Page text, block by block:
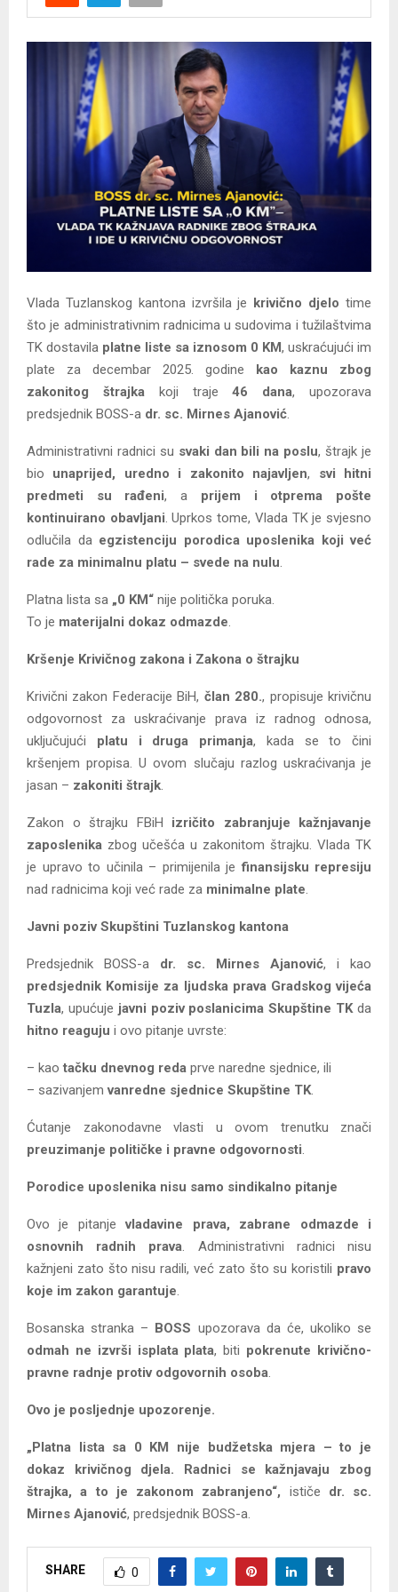
Y
Vlada Tuzlanskog kantona izvršila je krivično djelo time
što je administrativnim radnicima u sudovima i tužilaštvima
TK dostavila platne liste sa iznosom 0 KM, uskraćujući im
plate za decembar 2025. godine kao kaznu zbog
zakonitog štrajka koji traje46 dana, upozorava
predsjednik BOSS-a dr. sc. Mirnes Ajanović
Administrativni radnici su svaki dan bili na poslu, štrajk je
bio unaprijed, uredno i zakonito najavljen, svi hitni
predmeti su rađeni, a prijem i otprema pošte
kontinuirano obavljani . Uprkos tome, Vlada TK je svjesno
odlučila da egzistenciju porodica uposlenika koji već
rade za minimalnu platu – svede na nulu
Platna lista sa „0 KM“ nije politička poruka.
To je materijalni dokaz odmazde
Kršenje Krivičnog zakona i Zakona o štrajku
Krivični zakon Federacije BiH, član 280., propisuje krivičnu
odgovornost za uskraćivanje prava iz radnog odnosa,
uključujući platu i druga primanja, kada se to čini
kršenjem propisa. U ovom slučaju razlog uskraćivanja je
jasan – zakoniti štrajk
Zakon o štrajku FBiH izričito zabranjuje kažnjavanje
zaposlenika zbog učešća u zakonitom štrajku. Vlada TK
je upravo to učinila – primijenila jefinansijsku represiju
nad radnicima koji već rade za minimalne plate
Javni poziv Skupštini Tuzlanskog kantona
Predsjednik BOSS-a dr. sc. Mirnes Ajanović, i kao
predsjednik Komisije za ljudska prava Gradskog vijeća
Tuzla, upućuje javni poziv poslanicima Skupštine TK da
hitno reaguju i ovo pitanje uvrste:
– kao tačku dnevnog reda prve naredne sjednice, ili
– sazivanjemvanredne sjednice Skupštine TK
Ćutanje zakonodavne vlasti u ovom trenutku znači
preuzimanje političke i pravne odgovornosti
Porodice uposlenika nisu samo sindikalno pitanje
Ovo je pitanjevladavine prava, zabrane odmazde i
osnovnih radnih prava . Administrativni radnici nisu
kažnjeni zato što nisu radili, već zato što su koristili pravo
koje im zakon garantuje
Bosanska stranka – BOSS upozorava da će, ukoliko se
odmah ne izvrši isplata plata, biti pokrenute krivično-
pravne radnje protiv odgovornih osoba
Ovo je posljednje upozorenje.
„Platna lista sa 0 KM nije budžetska mjera – to je
dokaz krivičnog djela. Radnici se kažnjavaju zbog
štrajka, a to je zakonom zabranjeno“, ističe dr. sc.
Mirnes Ajanović, predsjednik BOSS-a.
SHARE 0